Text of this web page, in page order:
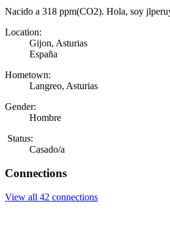
Nacido a 318 ppm(CO2). Hola, soy
Location:
Gijon, Asturias
España
Hometown:
Langreo, Asturias
Gender:
Hombre
Status:
Casado/a
Connections
View all 42 connections